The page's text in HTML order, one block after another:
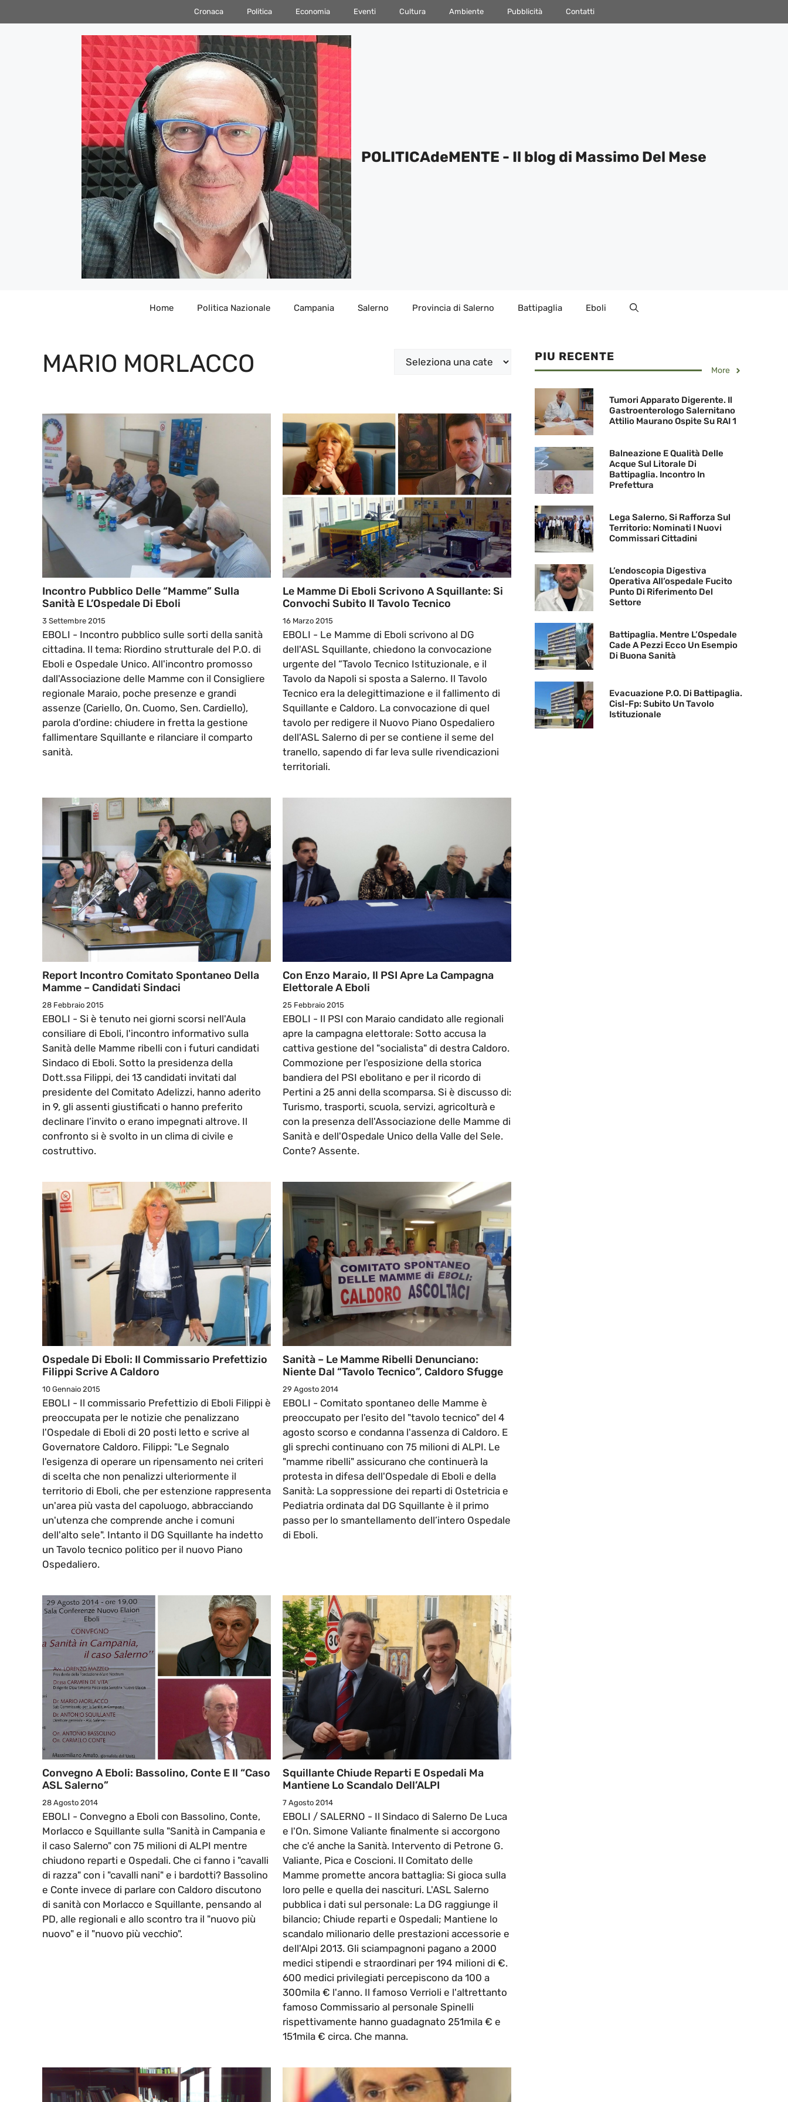
al
Cronaca Politica Economia Eventi Cultura Ambiente Pubblicità Contatti
POLITICAdeMENTE - Il blog di Massimo Del Mese
Home Politica Nazionale Campania Salerno Provincia di Salerno Battipaglia Eboli
MARIO MORLACCO Categorie
Incontro Pubblico Delle “Mamme” Sulla
Sanità E L’Ospedale Di Eboli
3 Settembre 2015
EBOLI - Incontro pubblico sulle sorti della sanità
cittadina. Il tema: Riordino strutturale del P.O. di
Eboli e Ospedale Unico. All'incontro promosso
dall'Associazione delle Mamme con il Consigliere
regionale Maraio, poche presenze e grandi
assenze (Cariello, On. Cuomo, Sen. Cardiello),
parola d'ordine: chiudere in fretta la gestione
fallimentare Squillante e rilanciare il comparto
sanità.
Le Mamme Di Eboli Scrivono A Squillante: Si
Convochi Subito Il Tavolo Tecnico
16 Marzo 2015
EBOLI - Le Mamme di Eboli scrivono al DG
dell'ASL Squillante, chiedono la convocazione
urgente del “Tavolo Tecnico Istituzionale, e il
Tavolo da Napoli si sposta a Salerno. Il Tavolo
Tecnico era la delegittimazione e il fallimento di
Squillante e Caldoro. La convocazione di quel
tavolo per redigere il Nuovo Piano Ospedaliero
dell'ASL Salerno di per se contiene il seme del
tranello, sapendo di far leva sulle rivendicazioni
territoriali.
Report Incontro Comitato Spontaneo Della
Mamme – Candidati Sindaci
28 Febbraio 2015
EBOLI - Si è tenuto nei giorni scorsi nell'Aula
consiliare di Eboli, l'incontro informativo sulla
Sanità delle Mamme ribelli con i futuri candidati
Sindaco di Eboli. Sotto la presidenza della
Dott.ssa Filippi, dei 13 candidati invitati dal
presidente del Comitato Adelizzi, hanno aderito
in 9, gli assenti giustificati o hanno preferito
declinare l’invito o erano impegnati altrove. Il
confronto si è svolto in un clima di civile e
costruttivo.
Con Enzo Maraio, Il PSI Apre La Campagna
Elettorale A Eboli
25 Febbraio 2015
EBOLI - Il PSI con Maraio candidato alle regionali
apre la campagna elettorale: Sotto accusa la
cattiva gestione del "socialista" di destra Caldoro.
Commozione per l'esposizione della storica
bandiera del PSI ebolitano e per il ricordo di
Pertini a 25 anni della scomparsa. Si è discusso di:
Turismo, trasporti, scuola, servizi, agricolturà e
con la presenza dell'Associazione delle Mamme di
Sanità e dell'Ospedale Unico della Valle del Sele.
Conte? Assente.
Ospedale Di Eboli: Il Commissario Prefettizio
Filippi Scrive A Caldoro
10 Gennaio 2015
EBOLI - Il commissario Prefettizio di Eboli Filippi è
preoccupata per le notizie che penalizzano
l'Ospedale di Eboli di 20 posti letto e scrive al
Governatore Caldoro. Filippi: "Le Segnalo
l'esigenza di operare un ripensamento nei criteri
di scelta che non penalizzi ulteriormente il
territorio di Eboli, che per estenzione rappresenta
un'area più vasta del capoluogo, abbracciando
un'utenza che comprende anche i comuni
dell'alto sele". Intanto il DG Squillante ha indetto
un Tavolo tecnico politico per il nuovo Piano
Ospedaliero.
Sanità – Le Mamme Ribelli Denunciano:
Niente Dal “Tavolo Tecnico”, Caldoro Sfugge
29 Agosto 2014
EBOLI - Comitato spontaneo delle Mamme è
preoccupato per l'esito del "tavolo tecnico" del 4
agosto scorso e condanna l'assenza di Caldoro. E
gli sprechi continuano con 75 milioni di ALPI. Le
"mamme ribelli" assicurano che continuerà la
protesta in difesa dell'Ospedale di Eboli e della
Sanità: La soppressione dei reparti di Ostetricia e
Pediatria ordinata dal DG Squillante è il primo
passo per lo smantellamento dell’intero Ospedale
di Eboli.
Convegno A Eboli: Bassolino, Conte E Il “Caso
ASL Salerno”
28 Agosto 2014
EBOLI - Convegno a Eboli con Bassolino, Conte,
Morlacco e Squillante sulla "Sanità in Campania e
il caso Salerno" con 75 milioni di ALPI mentre
chiudono reparti e Ospedali. Che ci fanno i "cavalli
di razza" con i "cavalli nani" e i bardotti? Bassolino
e Conte invece di parlare con Caldoro discutono
di sanità con Morlacco e Squillante, pensando al
PD, alle regionali e allo scontro tra il "nuovo più
nuovo" e il "nuovo più vecchio".
Squillante Chiude Reparti E Ospedali Ma
Mantiene Lo Scandalo Dell’ALPI
7 Agosto 2014
EBOLI / SALERNO - Il Sindaco di Salerno De Luca
e l'On. Simone Valiante finalmente si accorgono
che c'é anche la Sanità. Intervento di Petrone G.
Valiante, Pica e Coscioni. Il Comitato delle
Mamme promette ancora battaglia: Si gioca sulla
loro pelle e quella dei nascituri. L'ASL Salerno
pubblica i dati sul personale: La DG raggiunge il
bilancio; Chiude reparti e Ospedali; Mantiene lo
scandalo milionario delle prestazioni accessorie e
dell'Alpi 2013. Gli sciampagnoni pagano a 2000
medici stipendi e straordinari per 194 milioni di €.
600 medici privilegiati percepiscono da 100 a
300mila € l'anno. Il famoso Verrioli e l'altrettanto
famoso Commissario al personale Spinelli
rispettivamente hanno guadagnato 251mila € e
151mila € circa. Che manna.
PIU RECENTE
More
Tumori Apparato Digerente. Il
Gastroenterologo Salernitano
Attilio Maurano Ospite Su RAI 1
Balneazione E Qualità Delle
Acque Sul Litorale Di
Battipaglia. Incontro In
Prefettura
Lega Salerno, Si Rafforza Sul
Territorio: Nominati I Nuovi
Commissari Cittadini
L’endoscopia Digestiva
Operativa All’ospedale Fucito
Punto Di Riferimento Del
Settore
Battipaglia. Mentre L’Ospedale
Cade A Pezzi Ecco Un Esempio
Di Buona Sanità
Evacuazione P.O. Di Battipaglia.
Cisl-Fp: Subito Un Tavolo
Istituzionale